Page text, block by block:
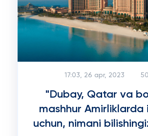
17:03, 26 apr, 2023
"Dubay, Qatar va
mashhur Amirliklarda
uchun, nimani